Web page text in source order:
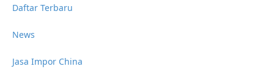
Daftar Terbaru
News
Jasa Impor China